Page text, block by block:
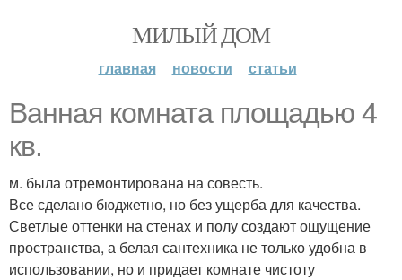
МИЛЫЙ ДОМ
главная новости статьи
Ванная комната площадью 4
кв.
м. была отремонтирована на совесть.
Все сделано бюджетно, но без ущерба для качества.
Светлые оттенки на стенах и полу создают ощущение
пространства, а белая сантехника не только удобна в
использовании, но и придает комнате чистоту